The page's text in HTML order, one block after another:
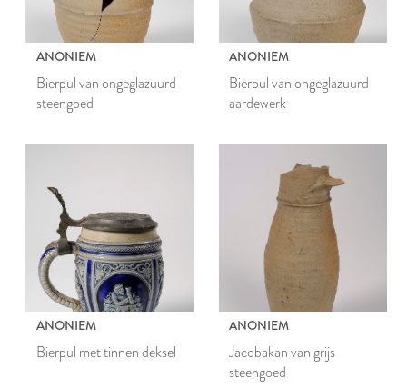
ANONIEM
Bierpul van ongeglazuurd
steengoed
ANONIEM
Bierpul van ongeglazuurd
aardewerk
ANONIEM
Bierpul met tinnen deksel
ANONIEM
Jacobakan van grijs
steengoed